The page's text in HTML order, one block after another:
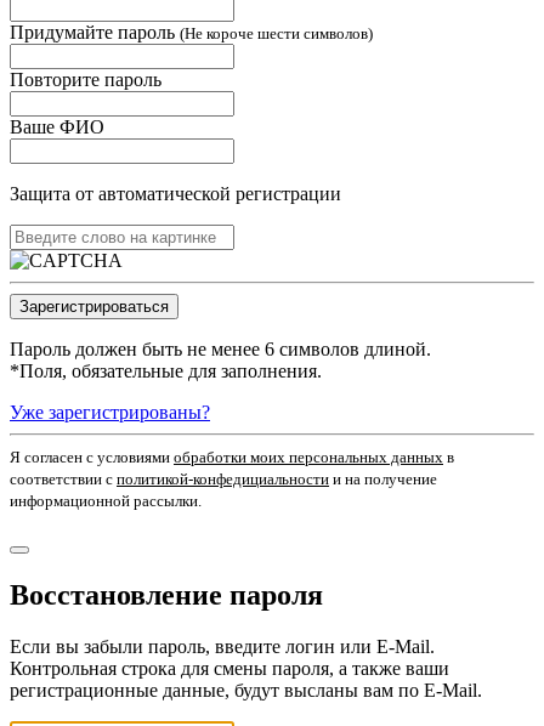
Придумайте пароль (Не короче шести символов)
Повторите пароль
Ваше ФИО
Защита от автоматической регистрации
Пароль должен быть не менее 6 символов длиной.
*Поля, обязательные для заполнения.
Уже зарегистрированы?
Я согласен c условиями обработки моих персональных данных в
соответствии с политикой-конфедициальности и на получение
информационной рассылки.
Восстановление пароля
Если вы забыли пароль, введите логин или E-Mail.
Контрольная строка для смены пароля, а также ваши
регистрационные данные, будут высланы вам по E-Mail.